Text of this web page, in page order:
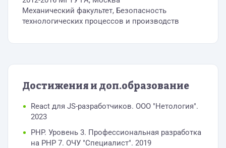
Механический факультет, Безопасность
технологических процессов и производств
Достижения и доп.образование
React для JS-разработчиков. ООО "Нетология".
2023
PHP. Уровень 3. Профессиональная разработка
на PHP 7. ОЧУ "Специалист". 2019